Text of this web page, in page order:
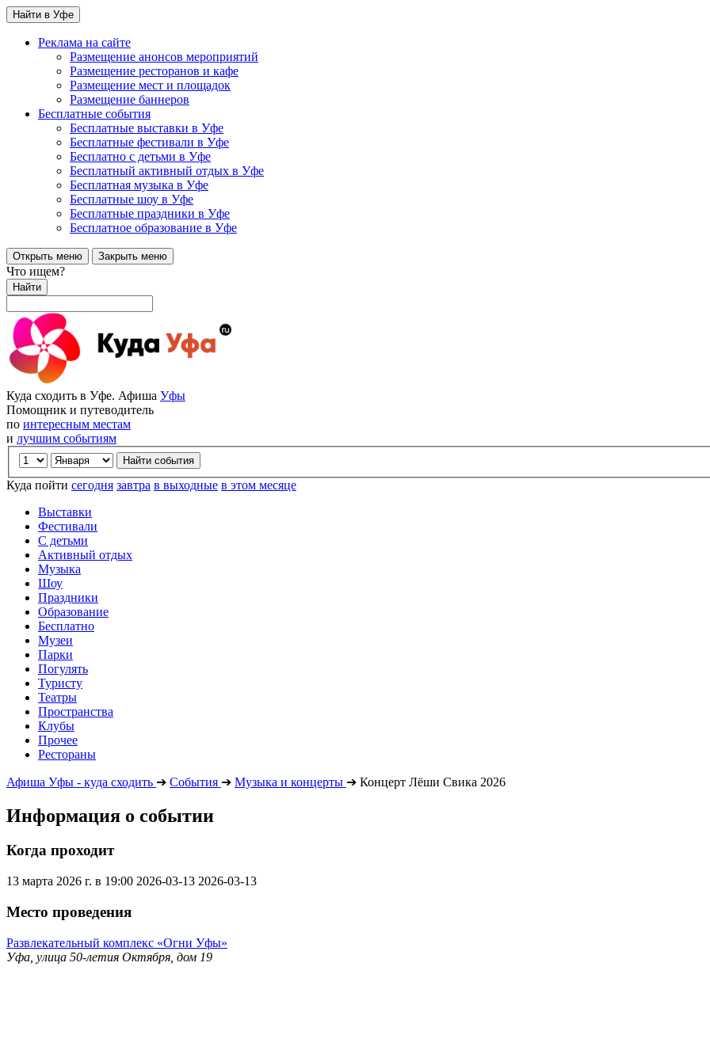
Найти в Уфе
Реклама на сайте
Размещение анонсов мероприятий
Размещение ресторанов и кафе
Размещение мест и площадок
Размещение баннеров
Бесплатные события
Бесплатные выставки в Уфе
Бесплатные фестивали в Уфе
Бесплатно с детьми в Уфе
Бесплатный активный отдых в Уфе
Бесплатная музыка в Уфе
Бесплатные шоу в Уфе
Бесплатные праздники в Уфе
Бесплатное образование в Уфе
Открыть меню Закрыть меню
Что ищем?
Найти
Куда сходить в Уфе. Афиша Уфы
Помощник и путеводитель
по интересным местам
и лучшим событиям
Куда пойти сегодня завтра в выходные в этом месяце
Выставки
Фестивали
С детьми
Активный отдых
Музыка
Шоу
Праздники
Образование
Бесплатно
Музеи
Парки
Погулять
Туристу
Театры
Пространства
Клубы
Прочее
Рестораны
Афиша Уфы - куда сходить ➔ События ➔ Музыка и концерты ➔ Концерт Лёши Свика 2026
Информация о событии
Когда проходит
13 марта 2026 г. в 19:00 2026-03-13 2026-03-13
Место проведения
Развлекательный комплекс «Огни Уфы»
Уфа, улица 50-летия Октября, дом 19